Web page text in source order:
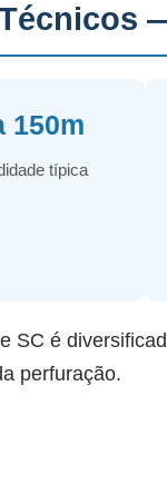
150m
típica
SC é
perfuração.